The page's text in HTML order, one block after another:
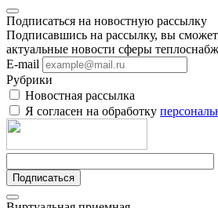
Подписаться на новостную рассылку
Подписавшись на рассылку, вы
актуальные новости сферы
E-mail
Рубрики
Новостная рассылка
Я согласен на обработку
Подписаться